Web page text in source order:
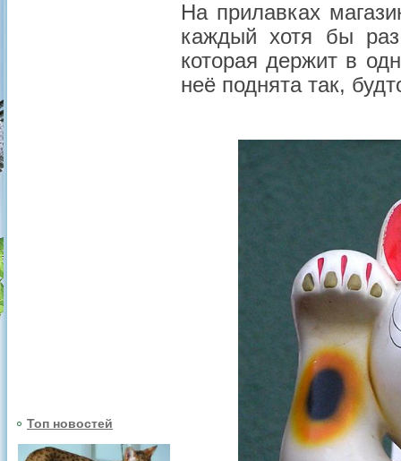
Топ новостей
На прилавках
каждый хотя бы
которая держит в
неё поднята так,